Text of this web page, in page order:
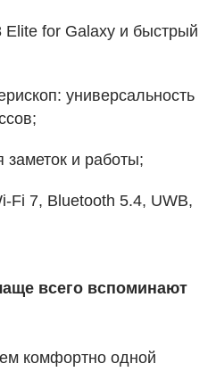
for Galaxy и быстрый
универсальность
и работы;
Fi 7, Bluetooth 5.4, UWB,
всего вспоминают
комфортно одной